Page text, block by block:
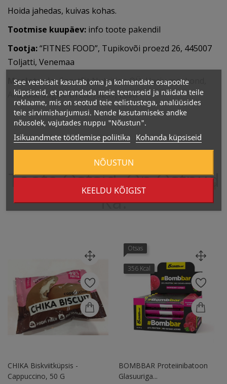
Hoida jahedas, kuivas kohas.
Tootmise kuupäev: info toote pakendil
Tootja:“FITNES FOOD”, Tupikovõi proezd 26, 445007
Toljatti, Venemaa
Maaletooja:SportFit Nutrition OÜ, Harju maakond,
Aruküla, Sügise tn 2a, 75201, Eesti
Kliendid, Kes Antud
Toote Ostsid, OnOstnud
Ka:
CHIKA Biskviitküpsis -
Cappuccino, 50 G
Otsas
356 Kcal
BOMBBAR Proteiinibatoon
Glasuuriga...
See veebisait kasutab oma ja kolmandate osapoolte
küpsiseid, et parandada meie teenuseid ja näidata teile
reklaame, mis on seotud teie eelistustega, analüüsides
teie sirvimisharjumusi. Nende kasutamiseks andke
nõusolek, vajutades nuppu "Nõustun".
Isikuandmete töötlemise poliitika Kohanda küpsiseid
KEELDU KÕIGIST
NÕUSTUN